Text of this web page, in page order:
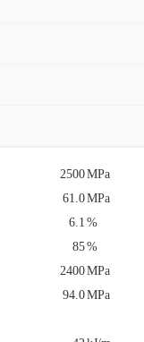
2500MPa
61.0MPa
6.1 %
85%
2400MPa
94.0MPa